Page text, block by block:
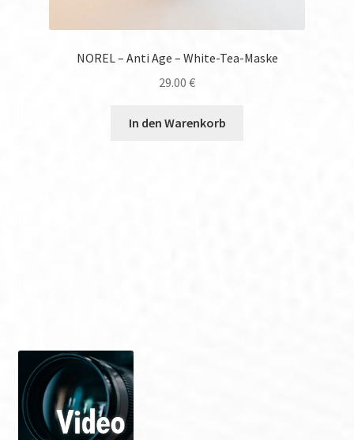
NOREL – Anti Age – White-Tea-Maske
29.00 €
In den Warenkorb